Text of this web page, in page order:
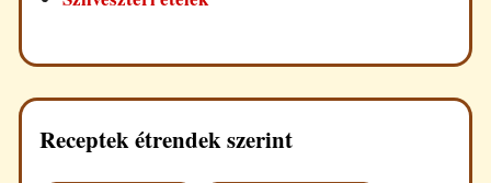
Receptek étrendek szerint